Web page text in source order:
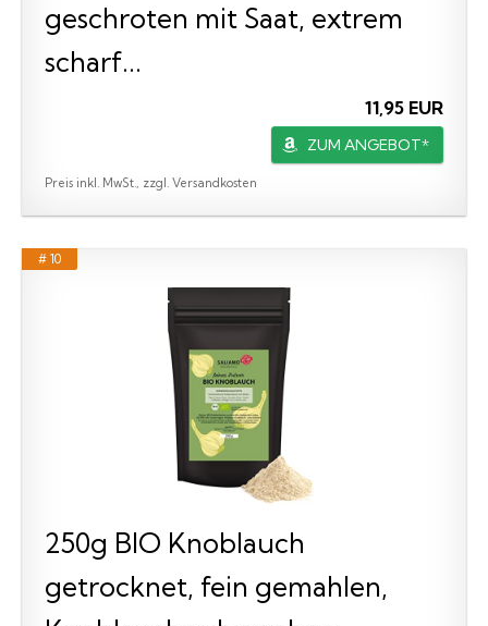
geschroten mit Saat, extrem
scharf...
11,95 EUR
ZUM ANGEBOT*
Preis inkl. MwSt., zzgl. Versandkosten
# 10
250g BIO Knoblauch
getrocknet, fein gemahlen,